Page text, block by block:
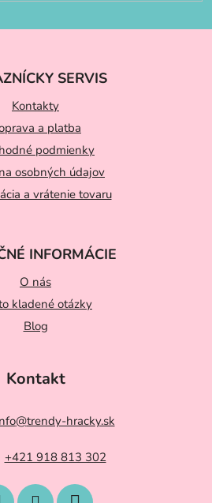
SERVIS
Kontakty
a platba
podmienky
osobných údajov
a vrátenie tovaru
INFORMÁCIE
O nás
kladené otázky
Blog
Kontakt
@trendy-hracky.sk
+421 918 813 302